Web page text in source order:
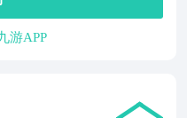
游APP